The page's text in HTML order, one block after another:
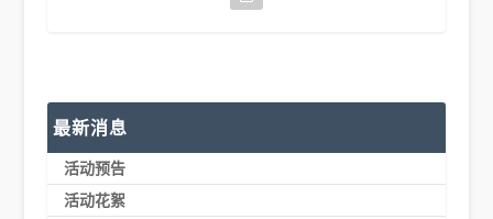
最新消息
活动预告
活动花絮